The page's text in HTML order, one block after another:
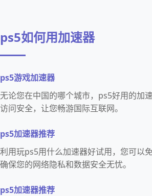
ps5如何用加速器
ps5游戏加速器
无论您在中国的哪个城市，ps5好用的加
访问安全，让您畅游国际互联网。
ps5加速器推荐
利用玩ps5用什么加速器好试用，您可以
确保您的网络隐私和数据安全无忧。
ps5加速器推荐